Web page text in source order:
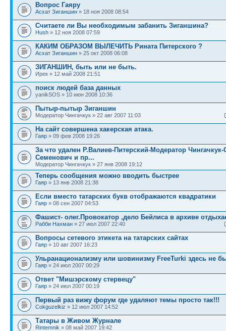
Вопрос Гаяру
Асхат Зиганшин » 18 ноя 2008 08:54
Считаете ли Вы необходимым забанить Зиганшина?
Hush » 12 ноя 2008 07:59
КАКИМ ОБРАЗОМ ВЫЛЕЧИТЬ Рината Питерского ?
Асхат Зиганшин » 25 окт 2008 06:08
ЗИГАНШИН, быть или не быть.
Ирек » 12 май 2008 21:51
поиск людей база данных
yanikSOS » 10 июн 2008 10:36
Пытыр-пытыр Зиганшин
Модератор Чингачкук » 22 авг 2007 11:03
На сайт совершена хакерская атака.
Гаяр » 09 фев 2008 19:26
За что удален Р.Валиев-Питерский-Модератор
Семенович и пр...
Модератор Чингачкук » 27 янв 2008 19:12
Теперь сообщения можно вводить быстрее
Гаяр » 13 янв 2008 21:38
Если вместо татарских букв отображаются квадратики
Гаяр » 08 сен 2007 04:53
Фашист- олег.Провокатор ,дело Бейлиса в архиве
Рабби Нахман » 27 июл 2007 22:40
Вопросы сетевого этикета на татарских сайтах
Гаяр » 10 авг 2007 16:23
Ульранационализму или шовинизму FreeTurki здесь не
Гаяр » 24 июл 2007 00:29
Ответ "Мишэрскому стервецу"
Гаяр » 24 июл 2007 00:19
Первый раз вижу форум где удаляют темы просто так!!!
Cokguzelkiz » 12 июл 2007 14:52
Татары в Живом Журнале
Rintemnik » 08 май 2007 19:42